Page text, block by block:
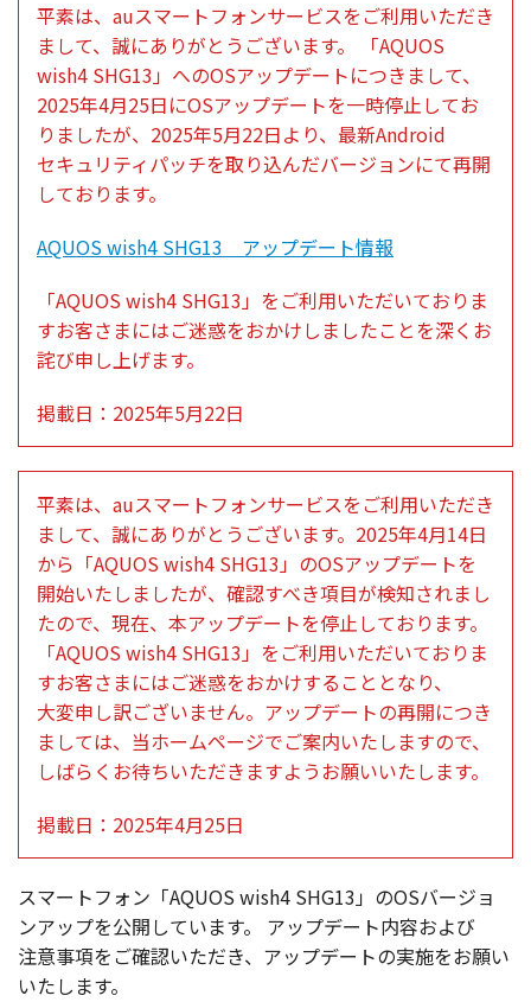
平素は、auスマートフォンサービスをご利用いただき
まして、誠にありがとうございます。
「AQUOS
wish4 SHG13」へのOSアップデートにつきまして、
2025年4月25日にOSアップデートを一時停止してお
りましたが、2025年5月22日より、 最新Android
セキュリティパッチを取り込んだバージョンにて再開
しております。
AQUOS wish4 SHG13 アップデート情報
「AQUOS wish4 SHG13」をご利用いただいておりま
すお客さまにはご迷惑をおかけしましたことを深くお
詫び申し上げます。
掲載日 ：2025年5月22日
平素は、auスマートフォンサービスをご利用いただき
まして、誠にありがとうございます。2025年4月14日
から「AQUOS wish4 SHG13」のOSアップデートを
開始いたしましたが、 確認すべき項目が検知されまし
たので、 現在、本アップデートを停止しております。
「AQUOS wish4 SHG13」をご利用いただいておりま
すお客さまにはご迷惑をおかけすることとなり、
大変申し訳ございません。 アップデートの再開につき
ましては、当ホームページでご案内いたしますので、
しばらくお待ちいただきますようお願いいたします。
掲載日 ：2025年4月25日
スマートフォン 「AQUOS wish4 SHG13」のOSバージョ
ンアップを公開しています。 アップデート内容および
注意事項をご確認いただき、 アップデートの実施をお願い
いたします。